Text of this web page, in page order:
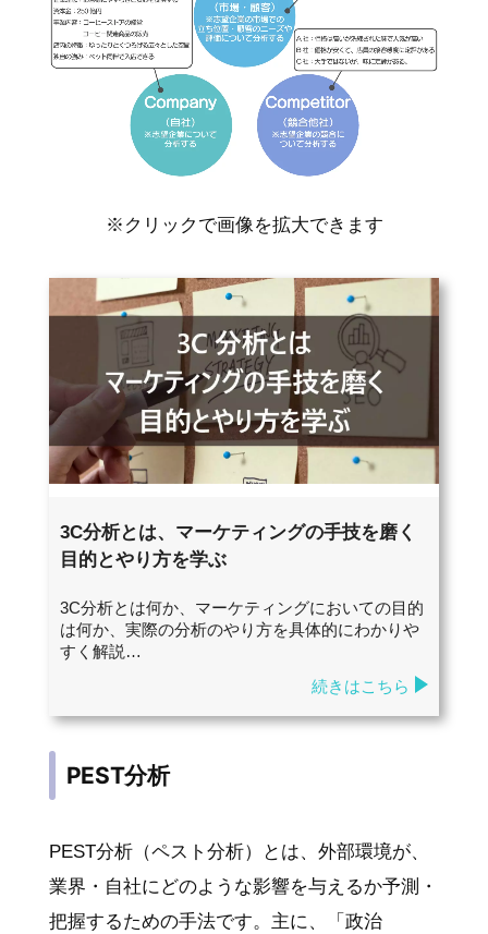
※クリックで画像を拡大できます
3C分析とは、マーケティングの手技を磨く
目的とやり方を学ぶ
3C分析とは何か、マーケティングにおいての目的
は何か、実際の分析のやり方を具体的にわかりや
すく解説…
続きはこちら
PEST分析
PEST分析（ペスト分析）とは、外部環境が、
業界・自社にどのような影響を与えるか予測・
把握するための手法です。主に、「政治